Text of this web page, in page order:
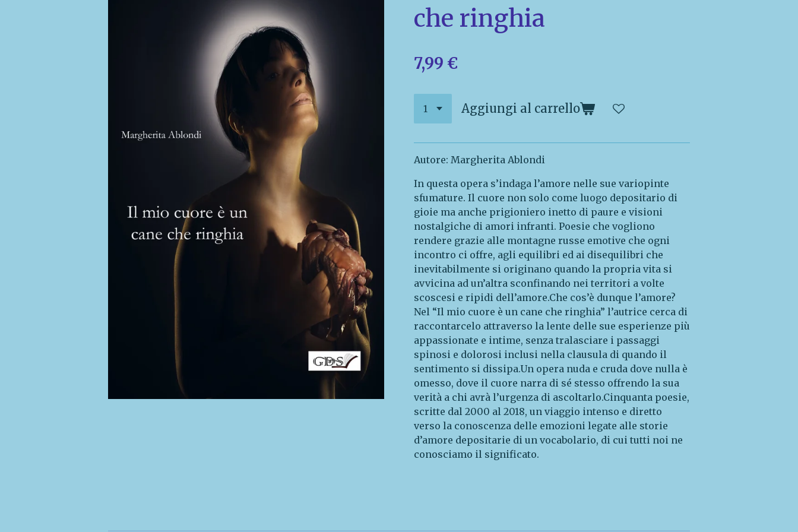
che ringhia
7,99 €
Aggiungi al carrello
Autore: Margherita Ablondi
In questa opera s’indaga l’amore nelle sue variopinte
sfumature. Il cuore non solo come luogo depositario di
gioie ma anche prigioniero inetto di paure e visioni
nostalgiche di amori infranti. Poesie che vogliono
rendere grazie alle montagne russe emotive che ogni
incontro ci offre, agli equilibri ed ai disequilibri che
inevitabilmente si originano quando la propria vita si
avvicina ad un’altra sconfinando nei territori a volte
scoscesi e ripidi dell’amore.Che cos’è dunque l’amore?
Nel “Il mio cuore è un cane che ringhia” l’autrice cerca di
raccontarcelo attraverso la lente delle sue esperienze più
appassionate e intime, senza tralasciare i passaggi
spinosi e dolorosi inclusi nella clausula di quando il
sentimento si dissipa.Un opera nuda e cruda dove nulla è
omesso, dove il cuore narra di sé stesso offrendo la sua
verità a chi avrà l’urgenza di ascoltarlo.Cinquanta poesie,
scritte dal 2000 al 2018, un viaggio intenso e diretto
verso la conoscenza delle emozioni legate alle storie
d’amore depositarie di un vocabolario, di cui tutti noi ne
conosciamo il significato.